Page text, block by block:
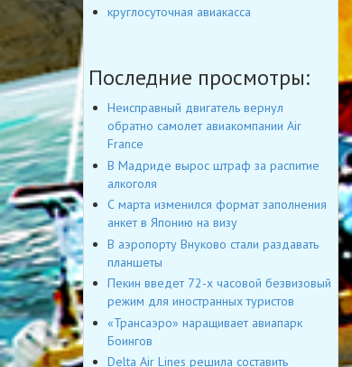
круглосуточная авиакасса
Последние просмотры:
Неисправный двигатель вернул
обратно самолет авиакомпании Air
France
В Мадриде вырос штраф за распитие
алкоголя
С марта изменился формат заполнения
анкет в Японию на визу
В аэропорту Внуково стали раздавать
планшеты
Пекин введет 72-х часовой безвизовый
режим для иностранных туристов
«Трансаэро» наращивает авиапарк
Боингов
Delta Air Lines решила составить